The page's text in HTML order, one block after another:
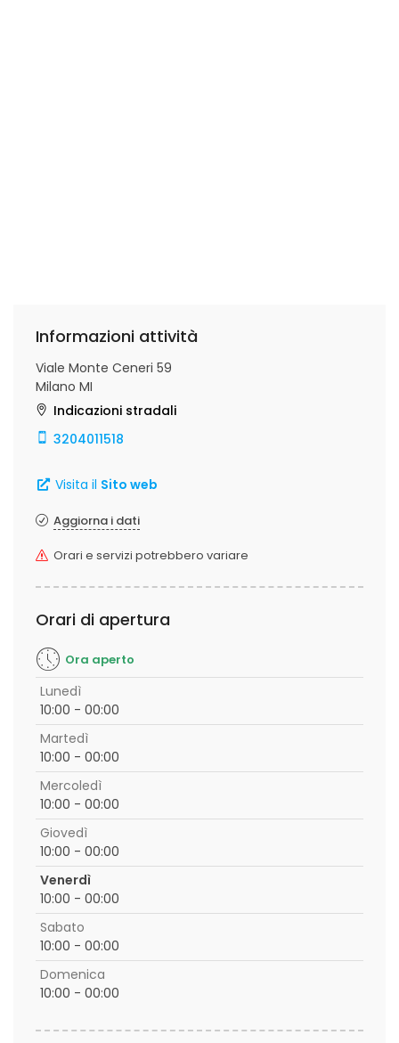
Informazioni attività
Viale Monte Ceneri 59
Milano MI
Indicazioni stradali
3204011518
Visita il Sito web
Aggiorna i dati
Orari e servizi potrebbero variare
Orari di apertura
Ora aperto
Lunedì
10:00 - 00:00
Martedì
10:00 - 00:00
Mercoledì
10:00 - 00:00
Giovedì
10:00 - 00:00
Venerdì
10:00 - 00:00
Sabato
10:00 - 00:00
Domenica
10:00 - 00:00